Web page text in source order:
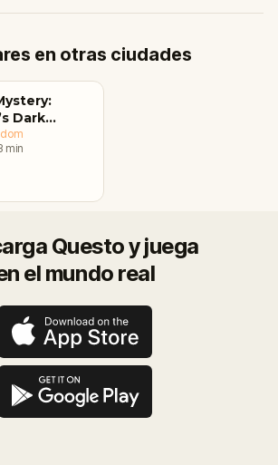
en otras ciudades
Dark
min
Questo y juega
el mundo real